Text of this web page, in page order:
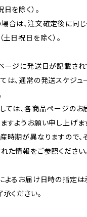
を除く）。
合は、注文確定後に同
土日祝日を除く）。
ージに発送日が記載さ
は、通常の発送スケジ
ては、各商品ページの
すようお願い申し上げま
時期が異なりますので
た情報をご参照ください。
よるお届け日時の指定は
承ください。